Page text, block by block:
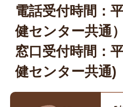
電話受付時間：
健センター共通）
窓口受付時間：
健センター共通)